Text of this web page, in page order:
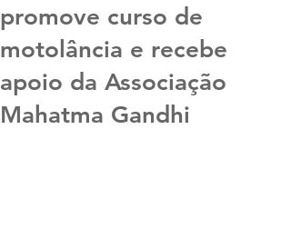
promove curso de
motolância e recebe
apoio da Associação
Mahatma Gandhi